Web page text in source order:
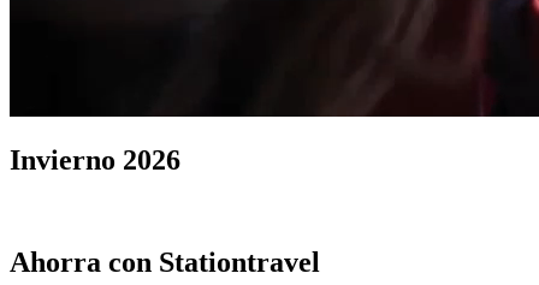
Invierno 2026
Ahorra con Stationtravel